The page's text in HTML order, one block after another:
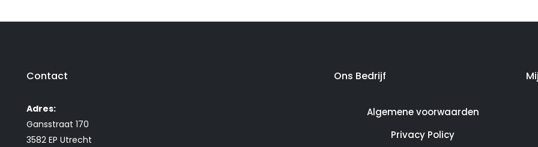
Contact
Adres:
Gansstraat 170
3582 EP Utrecht
Ons Bedrijf
Algemene voorwaarden
Privacy Policy